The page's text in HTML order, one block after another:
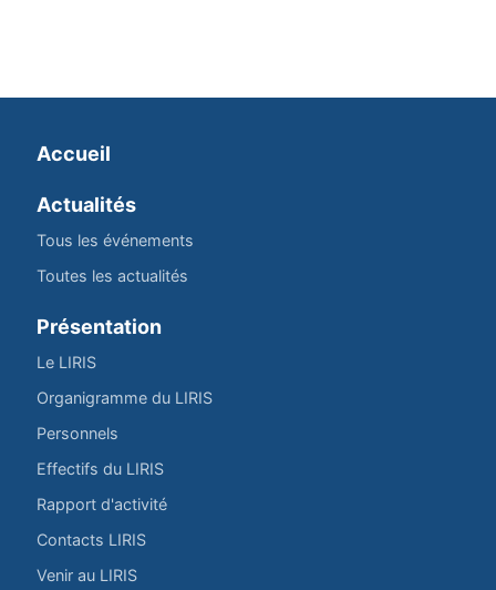
Accueil
Actualités
Tous les événements
Toutes les actualités
Présentation
Le LIRIS
Organigramme du LIRIS
Personnels
Effectifs du LIRIS
Rapport d'activité
Contacts LIRIS
Venir au LIRIS